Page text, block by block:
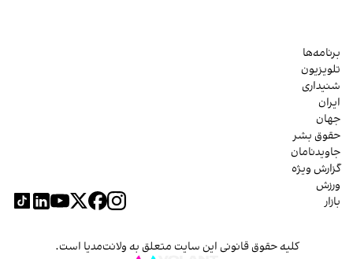
برنامه‌ها
تلویزیون
شنیداری
ایران
جهان
حقوق بشر
جاویدنامان
گزارش ویژه
ورزش
بازار
کلیه حقوق قانونی این سایت متعلق به ولانت‌مدیا است.